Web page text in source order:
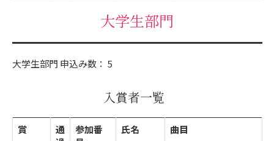
大学生部門
大学生部門 申込み数： 5
入賞者一覧
賞
通
参加番
氏名 曲目